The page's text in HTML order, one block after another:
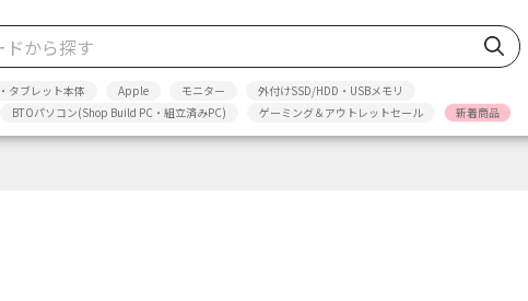
タブレット本体 Apple モニター
外付けSSD/HDD・USBメモリ
BTOパソコン(Shop Build PC・組立済みPC) ゲーミング＆アウトレットセール 新着商品